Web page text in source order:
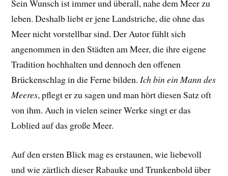
Sein Wunsch ist immer und überall, nahe dem Meer zu
leben. Deshalb liebt er jene Landstriche, die ohne das
Meer nicht vorstellbar sind. Der Autor fühlt sich
angenommen in den Städten am Meer, die ihre eigene
Tradition hochhalten und dennoch den offenen
Brückenschlag in die Ferne bilden.Ich bin ein Mann des
Meeres, pflegt er zu sagen und man hört diesen Satz oft
von ihm. Auch in vielen seiner Werke singt er das
Loblied auf das große Meer.
Auf den ersten Blick mag es erstaunen, wie liebevoll
und wie zärtlich dieser Rabauke und Trunkenbold über